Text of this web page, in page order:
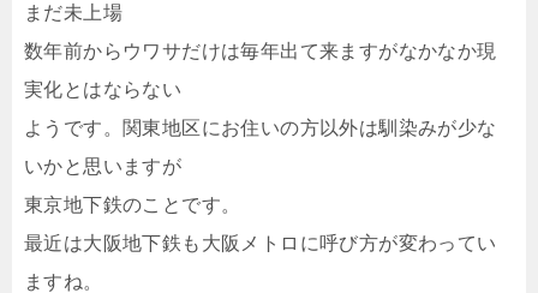
まだ未上場
数年前からウワサだけは毎年出て来ますがなかなか現
実化とはならない
ようです。関東地区にお住いの方以外は馴染みが少な
いかと思いますが
東京地下鉄のことです。
最近は大阪地下鉄も大阪メトロに呼び方が変わってい
ますね。